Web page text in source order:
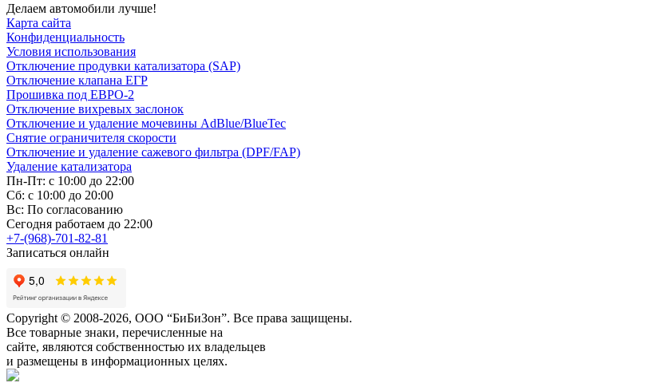
Делаем автомобили лучше!
Карта сайта
Конфиденциальность
Условия использования
Отключение продувки катализатора (SAP)
Отключение клапана ЕГР
Прошивка под ЕВРО-2
Отключение вихревых заслонок
Отключение и удаление мочевины AdBlue/BlueTec
Снятие ограничителя скорости
Отключение и удаление сажевого фильтра (DPF/FAP)
Удаление катализатора
Пн-Пт: с 10:00 до 22:00
Сб: с 10:00 до 20:00
Вс: По согласованию
Сегодня работаем до 22:00
+7-(968)-701-82-81
Записаться онлайн
Copyright © 2008-2026, ООО “БиБиЗон”. Все права защищены.
Все товарные знаки, перечисленные на
сайте, являются собственностью их владельцев
и размещены в информационных целях.